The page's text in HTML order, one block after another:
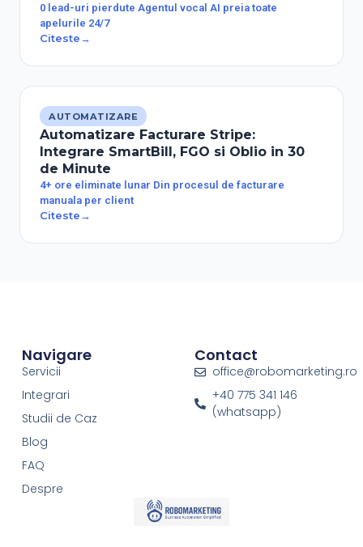
0 lead-uri pierdute Agentul vocal AI preia toate
apelurile 24/7
Citeste→
AUTOMATIZARE
Automatizare Facturare Stripe:
Integrare SmartBill, FGO si Oblio in 30
de Minute
4+ ore eliminate lunar Din procesul de facturare
manuala per client
Citeste→
Navigare
Servicii
Integrari
Studii de Caz
Blog
FAQ
Despre
Contact
office@robomarketing.ro
+40 775 341 146
(whatsapp)